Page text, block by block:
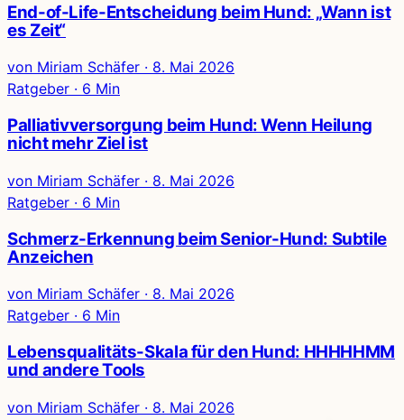
End-of-Life-Entscheidung beim Hund: „Wann ist
es Zeit“
von Miriam Schäfer · 8. Mai 2026
Ratgeber · 6 Min
Palliativversorgung beim Hund: Wenn Heilung
nicht mehr Ziel ist
von Miriam Schäfer · 8. Mai 2026
Ratgeber · 6 Min
Schmerz-Erkennung beim Senior-Hund: Subtile
Anzeichen
von Miriam Schäfer · 8. Mai 2026
Ratgeber · 6 Min
Lebensqualitäts-Skala für den Hund: HHHHHMM
und andere Tools
von Miriam Schäfer · 8. Mai 2026